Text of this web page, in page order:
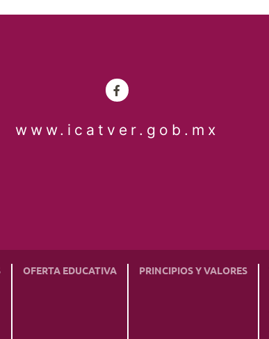
www.icatver.gob.mx
OFERTA EDUCATIVA PRINCIPIOS Y VALORES